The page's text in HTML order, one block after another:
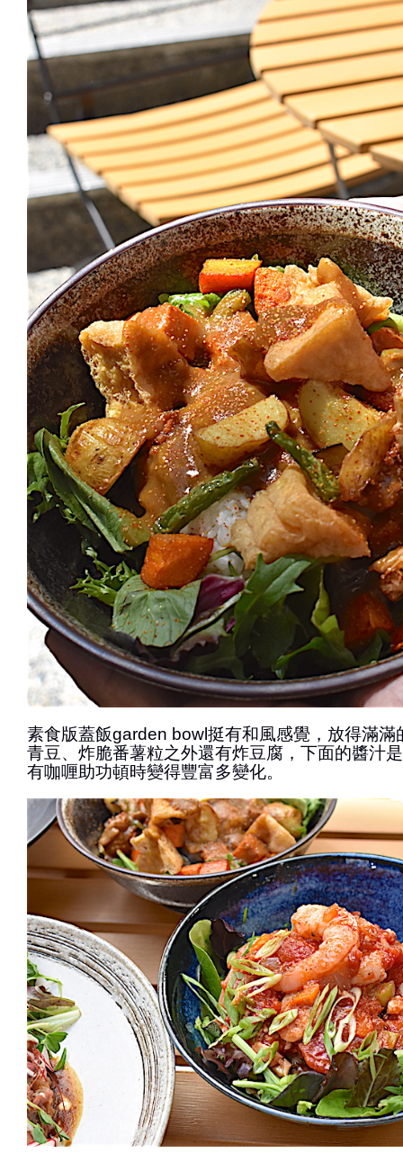
素食版蓋飯garden bowl挺有和風感覺，放得滿滿
青豆、炸脆番薯粒之外還有炸豆腐，下面的醬汁
有咖喱助功頓時變得豐富多變化。